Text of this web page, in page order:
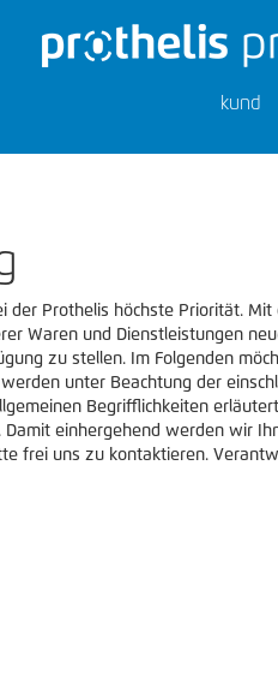
kund
Prothelis höchste Priorität.
Waren und Dienstleistungen
zu stellen. Im Folgenden
unter Beachtung der
Begrifflichkeiten
einhergehend werden wir
frei uns zu kontaktieren.